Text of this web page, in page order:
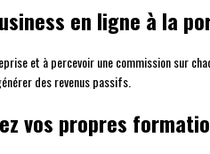
en ligne à la
et à percevoir une commission sur
des revenus passifs.
vos propres